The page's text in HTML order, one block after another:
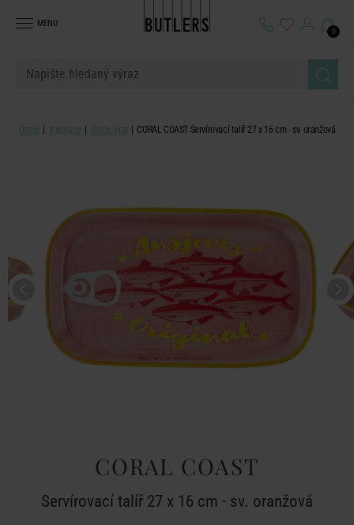
MENU
0
Domů Inspirace Dolce Vita CORAL COAST Servírovací talíř 27 x 16 cm - sv. oranžová
CORAL COAST
Servírovací talíř 27 x 16 cm - sv. oranžová